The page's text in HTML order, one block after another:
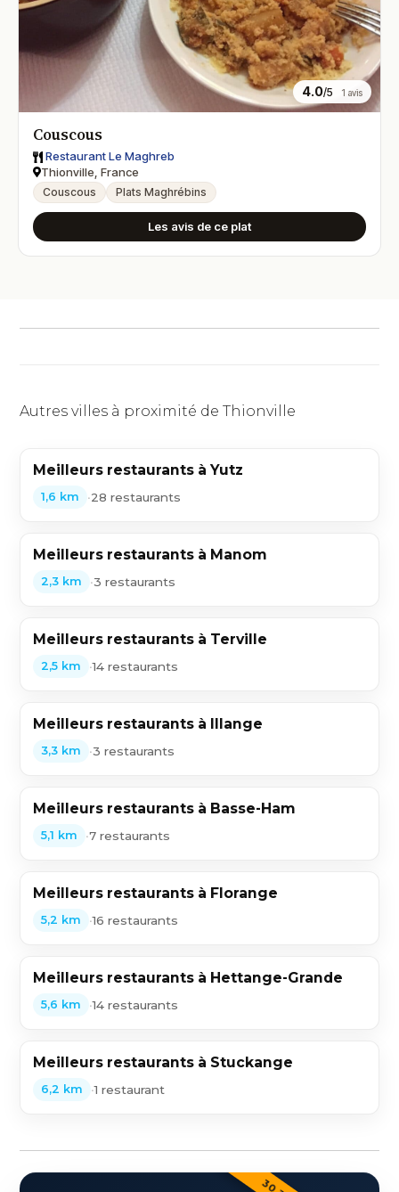
4.0/5 1 avis
Couscous
Restaurant Le Maghreb
Thionville, France
Couscous Plats Maghrébins
Les avis de ce plat
Autres villes à proximité de Thionville
Meilleurs restaurants à Yutz
1,6 km •28 restaurants
Meilleurs restaurants à Manom
2,3 km •3 restaurants
Meilleurs restaurants à Terville
2,5 km •14 restaurants
Meilleurs restaurants à Illange
3,3 km •3 restaurants
Meilleurs restaurants à Basse-Ham
5,1 km •7 restaurants
Meilleurs restaurants à Florange
5,2 km •16 restaurants
Meilleurs restaurants à Hettange-Grande
5,6 km •14 restaurants
Meilleurs restaurants à Stuckange
6,2 km •1 restaurant